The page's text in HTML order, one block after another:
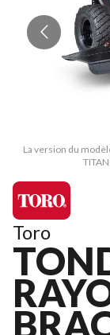
La version du
Toro